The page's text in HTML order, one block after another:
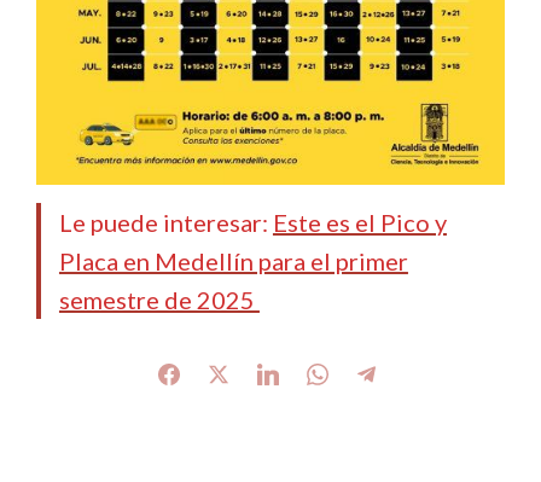
Le puede interesar: Este es el Pico y
Placa en Medellín para el primer
semestre de 2025